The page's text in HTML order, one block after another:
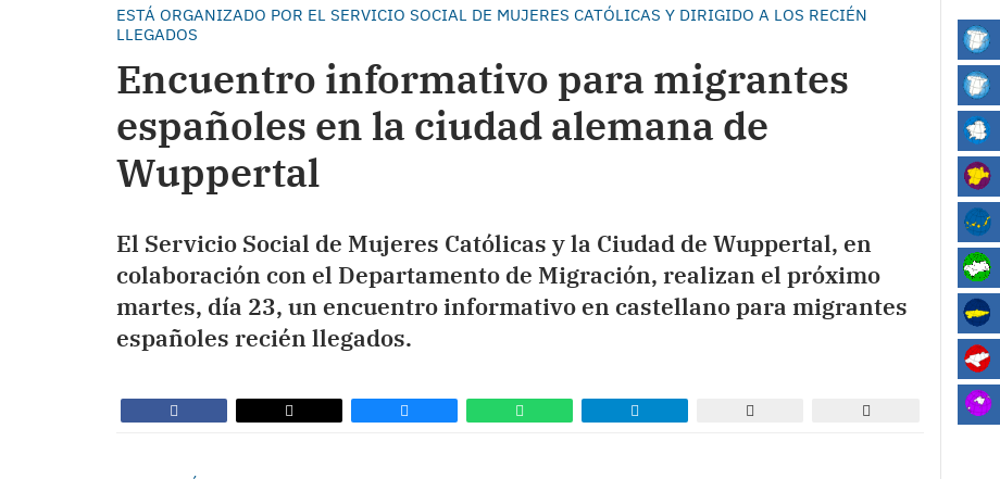
ESTÁ ORGANIZADO POR EL SERVICIO SOCIAL DE MUJERES CATÓLICAS Y DIRIGIDO A LOS RECIÉN
LLEGADOS
Encuentro informativo para migrantes
españoles en la ciudad alemana de
Wuppertal
El Servicio Social de Mujeres Católicas y la Ciudad de Wuppertal, en
colaboración con el Departamento de Migración, realizan el próximo
martes, día 23, un encuentro informativo en castellano para migrantes
españoles recién llegados.